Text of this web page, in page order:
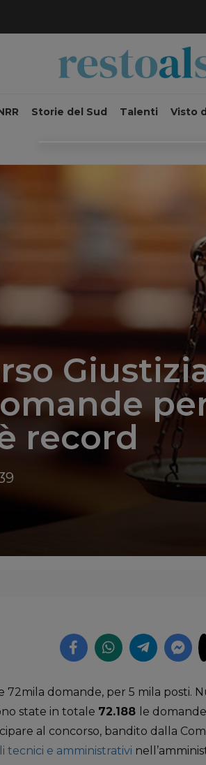
Storie del Sud Talenti Visto
record
72mila domande, per 5 mila posti.
state in totale 72.188 le
al concorso, bandito dalla
e amministrativi